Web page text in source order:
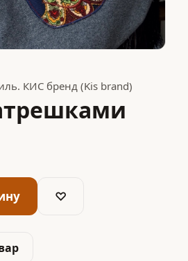
КИС бренд (Kis brand)
♡